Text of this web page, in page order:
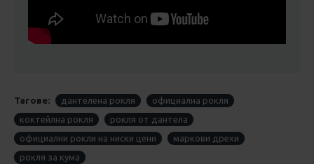
Тагове: дантелена рокля
официална рокля
коктейлна рокля
рокля от дантела
официални рокли на ниски цени
маркови дрехи
рокля за кума